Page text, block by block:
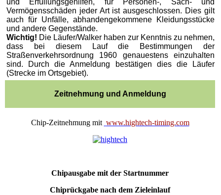
Vermögensschäden jeder Art ist ausgeschlossen. Dies gilt
auch für Unfälle, abhandengekommene Kleidungsstücke
und andere Gegenstände.
Wichtig! Die Läufer/Walker haben zur Kenntnis zu nehmen,
dass bei diesem Lauf die Bestimmungen der
Straßenverkehrsordnung 1960 genauestens einzuhalten
sind. Durch die Anmeldung bestätigen dies die Läufer
(Strecke im Ortsgebiet).
Zeitnehmung und Anmeldung
Chip-Zeitnehmung mit www.hightech-timing.com
Chipausgabe mit der Startnummer
Chiprückgabe nach dem Zieleinlauf